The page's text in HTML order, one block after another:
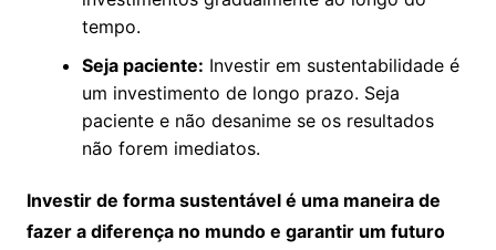
tempo.
Seja paciente: Investir em sustentabilidade é
um investimento de longo prazo. Seja
paciente e não desanime se os resultados
não forem imediatos.
Investir de forma sustentável é uma maneira de
fazer a diferença no mundo e garantir um futuro